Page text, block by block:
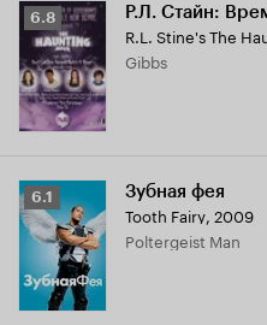
Рейтинг
Кинопоиска
6.8
6.8 Р.Л. Стайн:
Gibbs
Рейтинг
Кинопоиска
6.1
6.1 Зубная фея
Tooth Fairy, 2009
Poltergeist Man